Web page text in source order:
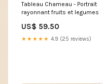
Tableau Chameau - Portrait
rayonnant fruits et legumes
US$ 59.50
★★★★★ 4.9 (25 reviews)